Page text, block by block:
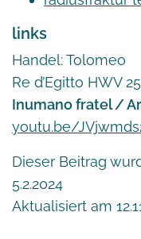
links
Handel: Tolomeo
Re d’Egitto HWV
Inumano fratel /
youtu.be/
Dieser Beitrag
5.2.2024
Aktualisiert am